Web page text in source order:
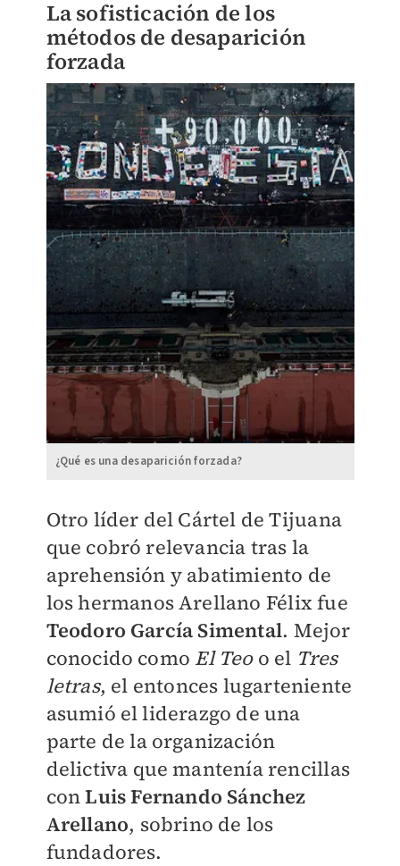
La sofisticación de los
métodos de desaparición
forzada
¿Qué es una desaparición forzada?
Otro líder del Cártel de Tijuana
que cobró relevancia tras la
aprehensión y abatimiento de
los hermanos Arellano Félix fue
Teodoro García Simental. Mejor
conocido como El Teoo el Tres
letras, el entonces lugarteniente
asumió el liderazgo de una
parte de la organización
delictiva que mantenía rencillas
conLuis Fernando Sánchez
Arellano, sobrino de los
fundadores.